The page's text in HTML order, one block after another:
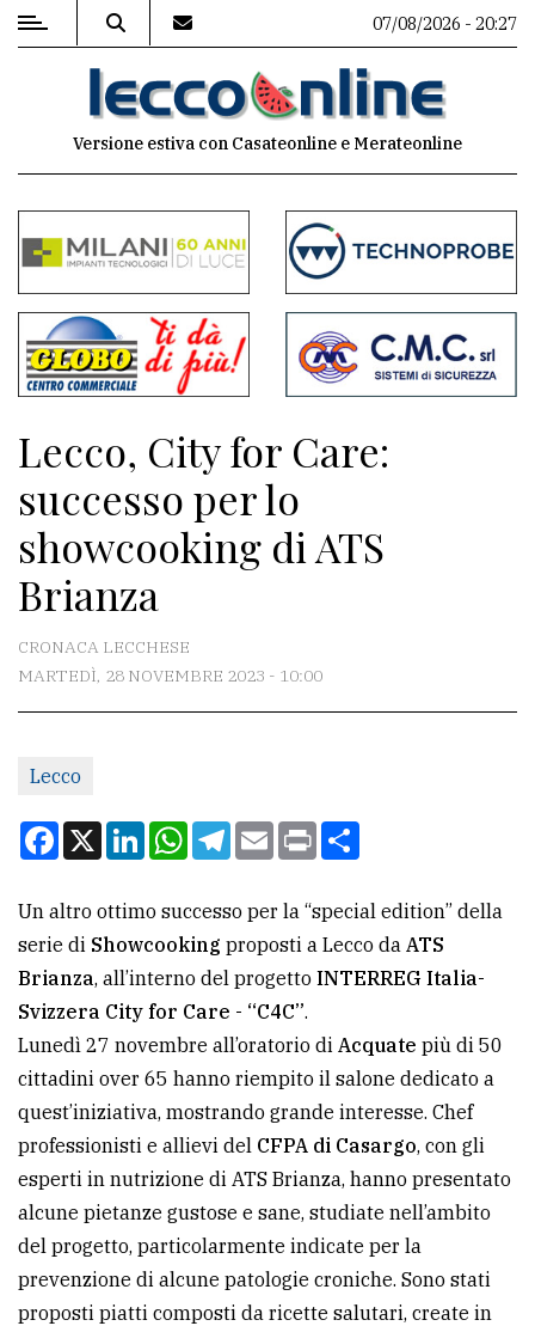
MENU
commenti
Contenuti
del
sito
Meteo
CONTATTI
La
Scrivici
tua
pubblicità
CERCA
Cerca
per
comune
Ricerca
avanzata
LE
ALTRE
TESTATE
07/08/2026 - 20:27
Versione estiva con Casateonline e Merateonline
Lecco, City for Care:
successo per lo
showcooking di ATS
Brianza
CRONACA LECCHESE
MARTEDÌ, 28 NOVEMBRE 2023 - 10:00
Lecco
Facebook
X LinkedInWhatsApp
Telegram
EmailPrint
Un altro ottimo successo per la “special edition” della
serie di Showcooking proposti a Lecco da ATS
Brianza, all’interno del progetto INTERREG Italia-
Svizzera City for Care - “C4C”.
Lunedì 27 novembre all’oratorio di Acquate più di 50
cittadini over 65 hanno riempito il salone dedicato a
quest’iniziativa, mostrando grande interesse. Chef
professionisti e allievi del CFPA di Casargo, con gli
esperti in nutrizione di ATS Brianza, hanno presentato
alcune pietanze gustose e sane, studiate nell’ambito
del progetto, particolarmente indicate per la
prevenzione di alcune patologie croniche. Sono stati
proposti piatti composti da ricette salutari, create in